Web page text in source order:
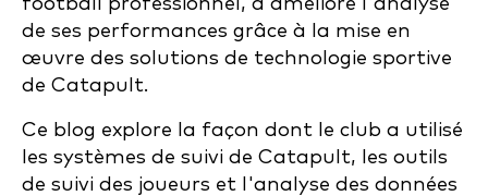
de ses performances grâce à la mise en
œuvre des solutions de technologie sportive
de Catapult.
Ce blog explore la façon dont le club a utilisé
les systèmes de suivi de Catapult, les outils
de suivi des joueurs et l'analyse des données